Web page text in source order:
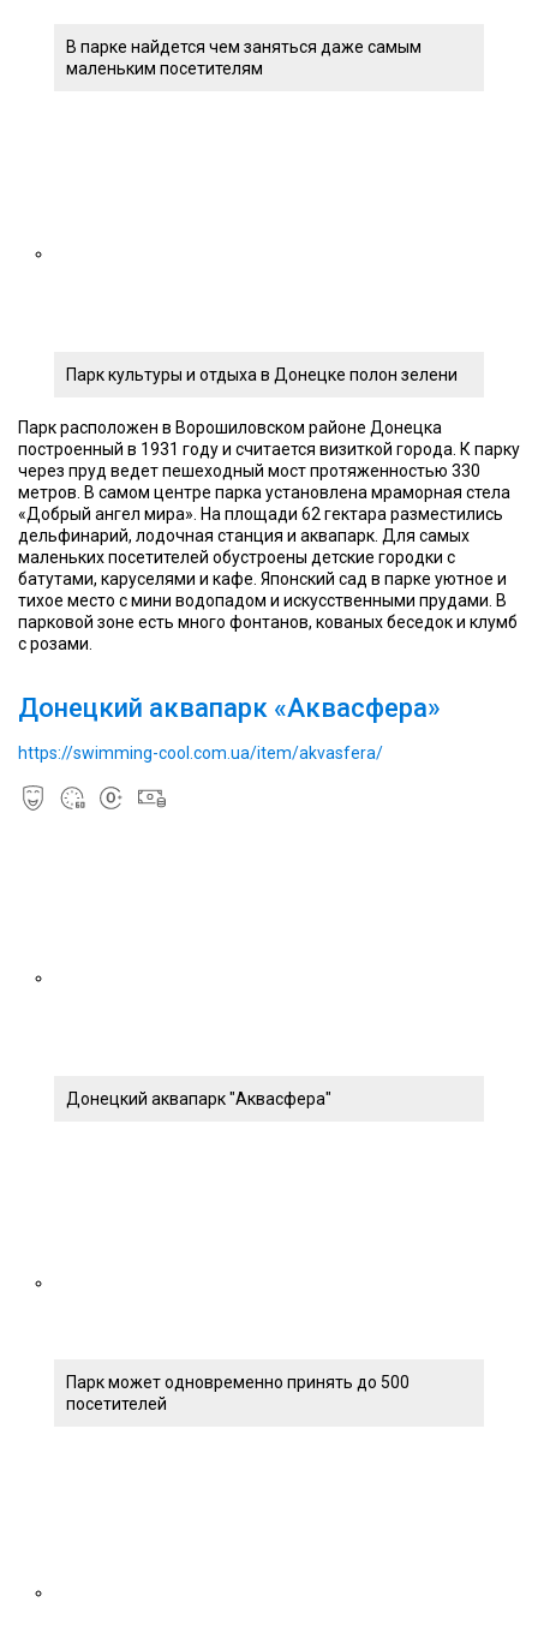
В парке найдется чем заняться даже самым
маленьким посетителям
Парк культуры и отдыха в Донецке полон зелени
Парк расположен в Ворошиловском районе Донецка
построенный в 1931 году и считается визиткой города. К парку
через пруд ведет пешеходный мост протяженностью 330
метров. В самом центре парка установлена мраморная стела
«Добрый ангел мира». На площади 62 гектара разместились
дельфинарий, лодочная станция и аквапарк. Для самых
маленьких посетителей обустроены детские городки с
батутами, каруселями и кафе. Японский сад в парке уютное и
тихое место с мини водопадом и искусственными прудами. В
парковой зоне есть много фонтанов, кованых беседок и клумб
с розами.
Донецкий аквапарк «Аквасфера»
https://swimming-cool.com.ua/item/akvasfera/
Донецкий аквапарк "Аквасфера"
Парк может одновременно принять до 500
посетителей